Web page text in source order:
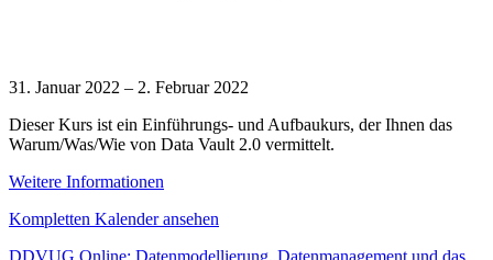
Vault
Boot
Camp
Certification
(English)
31. Januar 2022 – 2. Februar 2022
Dieser Kurs ist ein Einführungs- und Aufbaukurs, der Ihnen das
Warum/Was/Wie von Data Vault 2.0 vermittelt.
Weitere Informationen
Kompletten Kalender ansehen